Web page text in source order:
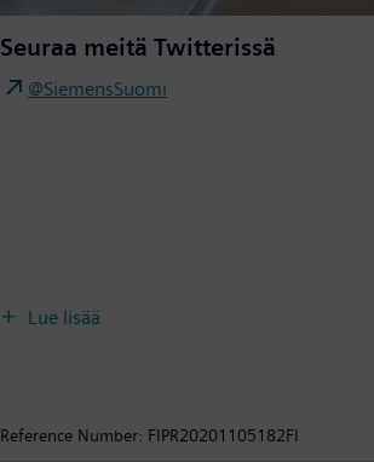
Seuraa meitä Twitterissä
@SiemensSuomi
Lue lisää
Reference Number: FIPR20201105182FI